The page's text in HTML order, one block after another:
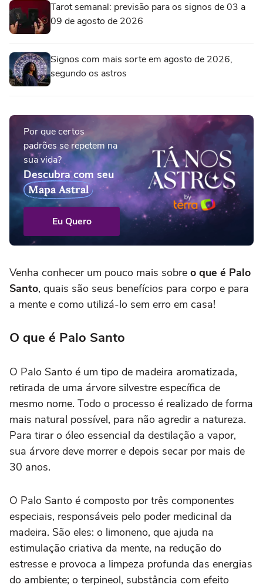
Tarot semanal: previsão para os signos de 03 a
09 de agosto de 2026
Signos com mais sorte em agosto de 2026,
segundo os astros
Por que certos
padrões se repetem na
sua vida?
Descubra com seu
Mapa Astral
Eu Quero
Venha conhecer um pouco mais sobre o que é Palo
Santo, quais são seus benefícios para corpo e para
a mente e como utilizá-lo sem erro em casa!
O que é Palo Santo
O Palo Santo é um tipo de madeira aromatizada,
retirada de uma árvore silvestre específica de
mesmo nome. Todo o processo é realizado de forma
mais natural possível, para não agredir a natureza.
Para tirar o óleo essencial da destilação a vapor,
sua árvore deve morrer e depois secar por mais de
30 anos.
O Palo Santo é composto por três componentes
especiais, responsáveis pelo poder medicinal da
madeira. São eles: o limoneno, que ajuda na
estimulação criativa da mente, na redução do
estresse e provoca a limpeza profunda das energias
do ambiente; o terpineol, substância com efeito